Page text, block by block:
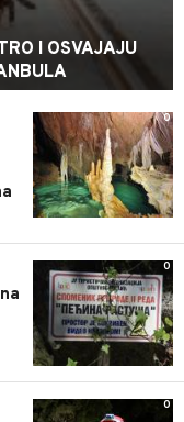
I OSVAJAJU
0
0
0